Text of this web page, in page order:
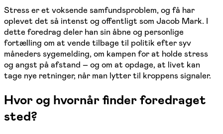
Stress er et voksende samfundsproblem, og få har
oplevet det så intenst og offentligt som Jacob Mark. I
dette foredrag deler han sin åbne og personlige
fortælling om at vende tilbage til politik efter syv
måneders sygemelding, om kampen for at holde stress
og angst på afstand – og om at opdage, at livet kan
tage nye retninger, når man lytter til kroppens signaler.
Hvor og hvornår finder foredraget
sted?